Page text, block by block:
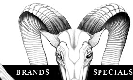
BRANDS SPECIALS